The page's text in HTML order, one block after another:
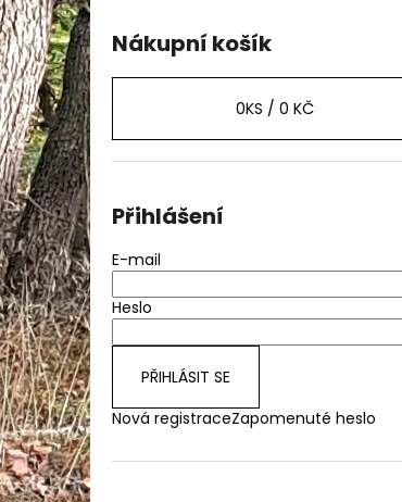
Nákupní košík
0KS / 0 KČ
Přihlášení
E-mail
Heslo
PŘIHLÁSIT SE
Nová registraceZapomenuté heslo